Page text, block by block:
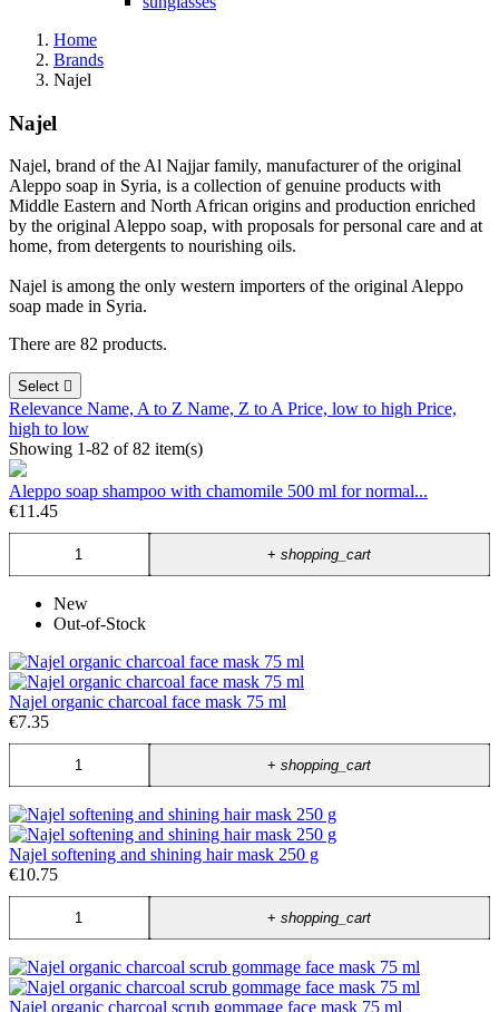
Home
Brands
Najel
Najel
Najel, brand of the Al Najjar family, manufacturer of the original
Aleppo soap in Syria, is a collection of genuine products with
Middle Eastern and North African origins and production enriched
by the original Aleppo soap, with proposals for personal care and at
home, from detergents to nourishing oils.
Najel is among the only western importers of the original Aleppo
soap made in Syria.
There are 82 products.
Select 
Relevance Name, A to Z Name, Z to APrice, low to high Price,
high to low
Showing 1-82 of 82 item(s)
Aleppo soap shampoo with chamomile 500 ml for normal...
€11.45
+shopping_cart
New
Out-of-Stock
Najel organic charcoal face mask 75 ml
€7.35
+shopping_cart
Najel softening and shining hair mask 250 g
€10.75
+shopping_cart
Najel organic charcoal scrub gommage face mask 75 ml